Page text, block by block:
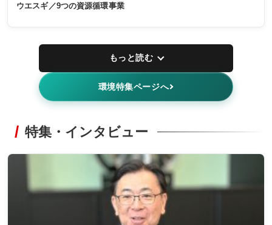
ウエスギ／9つの資源循環事業
もっと読む
環境特集ページへ
特集・インタビュー